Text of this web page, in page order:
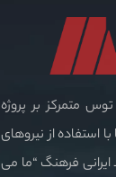
متمرکز بر پروژه
استفاده از نیروهای
فرهنگ “ما می